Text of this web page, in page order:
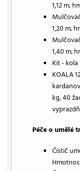
1,12 m;
1,20 m;
1,40 m;
Kit -
KOALA
kg, 40
Péče o umělé
Čistič